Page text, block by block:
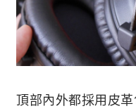
頂部內外都採用皮